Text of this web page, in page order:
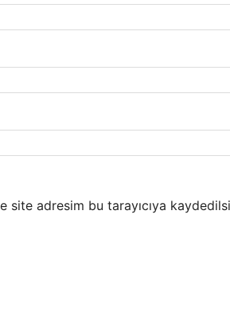
site adresim bu tarayıcıya